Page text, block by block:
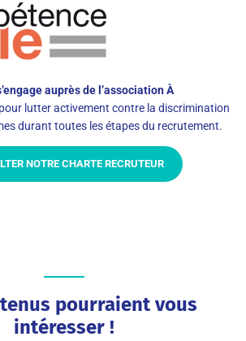
auprès de l’association À
pour lutter activement contre la discrimination
durant toutes les étapes du recrutement.
NOTRE CHARTE RECRUTEUR
pourraient vous
intéresser !